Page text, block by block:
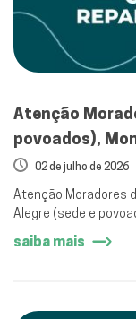
Atenção
povoados),
zona rural de
Glória
02 de julho de 2026
Atenção Moradores
Alegre (sede e
rural de Glória
saiba mais